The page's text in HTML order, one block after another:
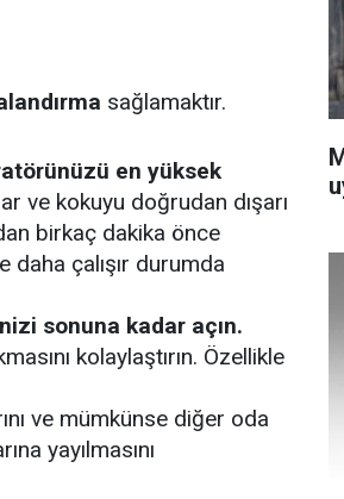
sağlamaktır.
en yüksek
ve kokuyu doğrudan dışarı
birkaç dakika önce
çalışır durumda
sonuna kadar açın.
kolaylaştırın. Özellikle
ve mümkünse diğer oda
yayılmasını